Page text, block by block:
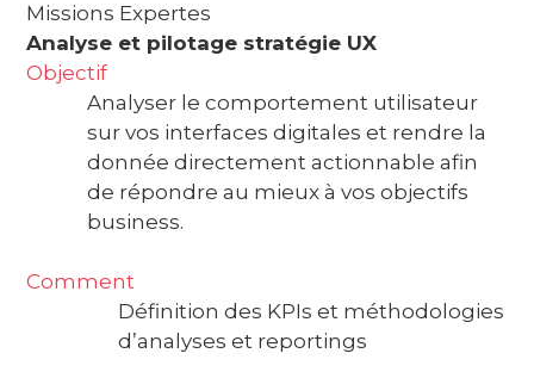
Missions Expertes
Analyse et pilotage stratégie UX
Objectif
Analyser le comportement utilisateur
sur vos interfaces digitales et rendre la
donnée directement actionnable afin
de répondre au mieux à vos objectifs
business.
Comment
Définition des KPIs et méthodologies
d’analyses et reportings